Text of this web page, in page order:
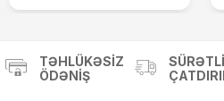
TƏHLÜKƏSIZ
ÖDƏNIŞ
SÜRƏTLI